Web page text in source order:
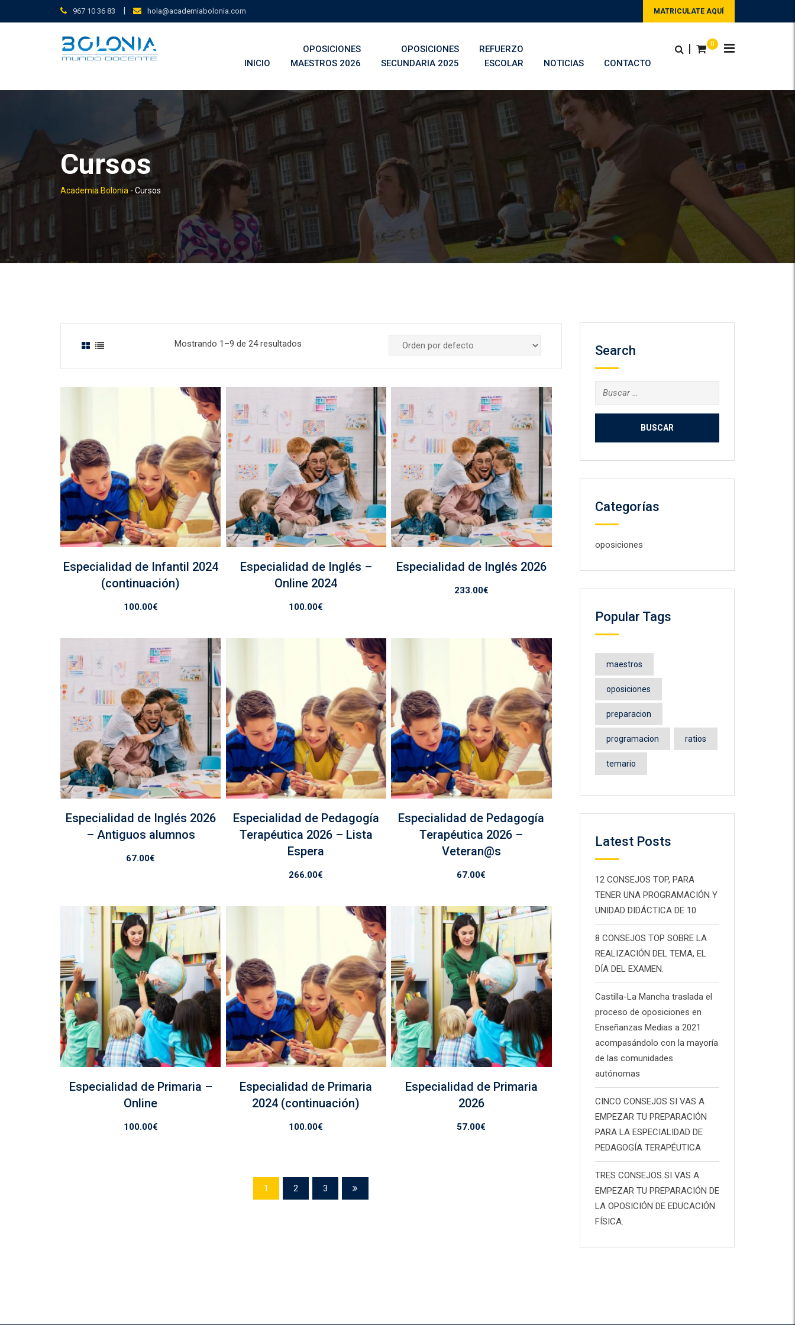
contenido
967 10 36 83 | hola@academiabolonia.com MATRICULATE AQUÍ
0
|
INICIO
OPOSICIONES
MAESTROS 2026
OPOSICIONES
SECUNDARIA 2025
REFUERZO
ESCOLAR
NOTICIAS CONTACTO
Cursos
Academia Bolonia - Cursos
Mostrando 1–9 de 24 resultados
Especialidad de Infantil 2024
(continuación)
100.00€
Especialidad de Inglés –
Online 2024
100.00€
Especialidad de Inglés 2026
233.00€
Especialidad de Inglés 2026
– Antiguos alumnos
67.00€
Especialidad de Pedagogía
Terapéutica 2026 – Lista
Espera
266.00€
Especialidad de Pedagogía
Terapéutica 2026 –
Veteran@s
67.00€
Especialidad de Primaria –
Online
100.00€
Especialidad de Primaria
2024 (continuación)
100.00€
Especialidad de Primaria
2026
57.00€
1 2 3
Search
Buscar:
Categorías
oposiciones
Popular Tags
maestros
oposiciones
preparacion
programacion ratios
temario
Latest Posts
12 CONSEJOS TOP, PARA
TENER UNA PROGRAMACIÓN Y
UNIDAD DIDÁCTICA DE 10
8 CONSEJOS TOP SOBRE LA
REALIZACIÓN DEL TEMA, EL
DÍA DEL EXAMEN.
Castilla-La Mancha traslada el
proceso de oposiciones en
Enseñanzas Medias a 2021
acompasándolo con la mayoría
de las comunidades
autónomas
CINCO CONSEJOS SI VAS A
EMPEZAR TU PREPARACIÓN
PARA LA ESPECIALIDAD DE
PEDAGOGÍA TERAPÉUTICA
TRES CONSEJOS SI VAS A
EMPEZAR TU PREPARACIÓN DE
LA OPOSICIÓN DE EDUCACIÓN
FÍSICA.